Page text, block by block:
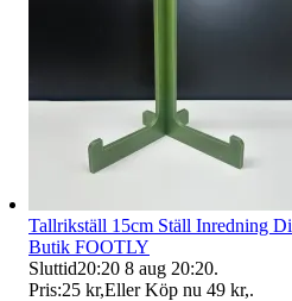
Tallrikställ 15cm Ställ Inredning
Butik FOOTLY
Sluttid20:20 8 aug 20:20.
Pris:25 kr,Eller Köp nu 49 kr,.